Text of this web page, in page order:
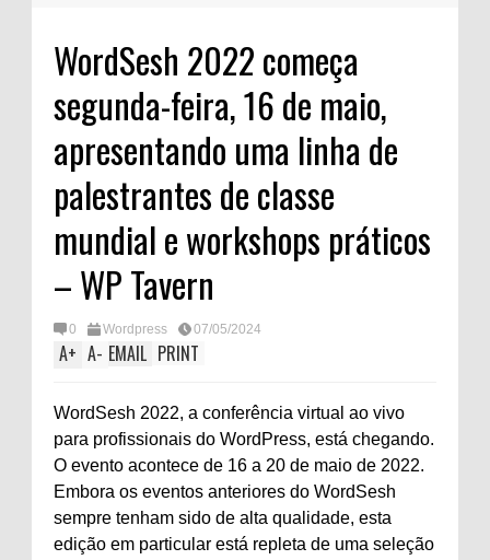
WordSesh 2022 começa
segunda-feira, 16 de maio,
apresentando uma linha de
palestrantes de classe
mundial e workshops práticos
– WP Tavern
0 Wordpress 07/05/2024
A+ A- EMAIL PRINT
WordSesh 2022, a conferência virtual ao vivo
para profissionais do WordPress, está chegando.
O evento acontece de 16 a 20 de maio de 2022.
Embora os eventos anteriores do WordSesh
sempre tenham sido de alta qualidade, esta
edição em particular está repleta de uma seleção